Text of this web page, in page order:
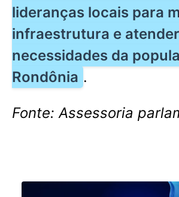
lideranças locais para
infraestrutura e
necessidades da
Rondônia .
Fonte: Assessoria